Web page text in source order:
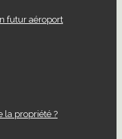
futur aéroport
la propriété ?